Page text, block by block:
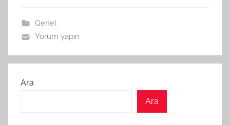
Genel
Yorum yapın
Ara
Ara